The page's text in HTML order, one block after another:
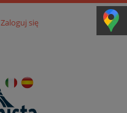
Zaloguj się